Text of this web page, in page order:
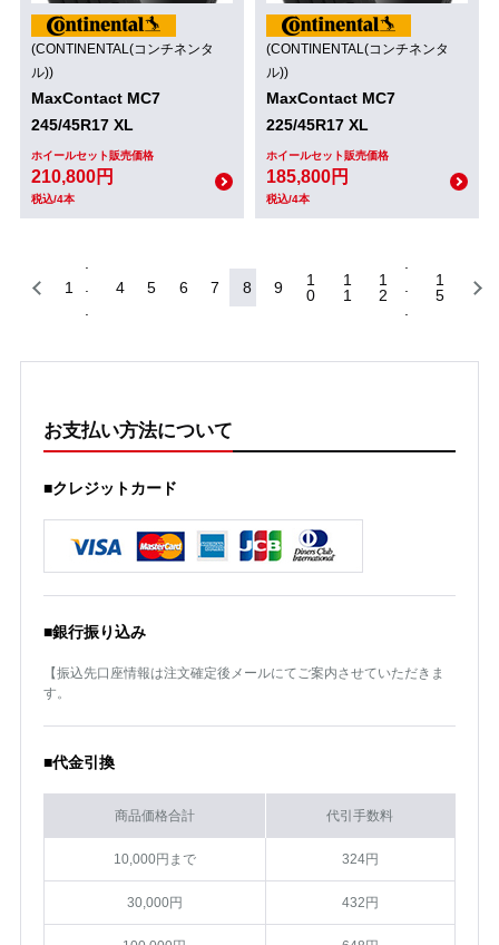
(CONTINENTAL(コンチネンタ
ル))
MaxContact MC7
245/45R17 XL
ホイールセット販売価格
210,800円
税込/4本
(CONTINENTAL(コンチネンタ
ル))
MaxContact MC7
225/45R17 XL
ホイールセット販売価格
185,800円
税込/4本
1 4 5 6 7 8 9
1
0
1
1
1
2
1
5
お支払い方法について
■クレジットカード
■銀行振り込み
【振込先口座情報は注文確定後メールにてご案内させていただきま
す。
■代金引換
商品価格合計 代引手数料
10,000円まで 324円
30,000円 432円